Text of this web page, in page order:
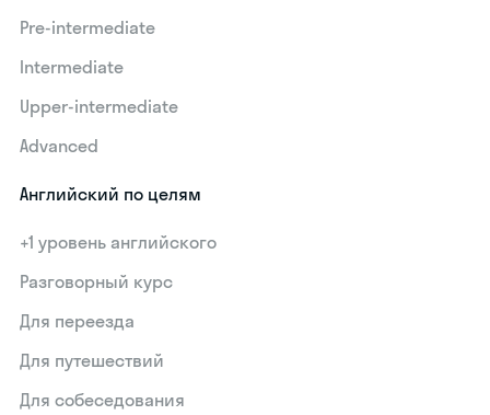
Pre-intermediate
Intermediate
Upper-intermediate
Advanced
Английский по целям
+1 уровень английского
Разговорный курс
Для переезда
Для путешествий
Для собеседования